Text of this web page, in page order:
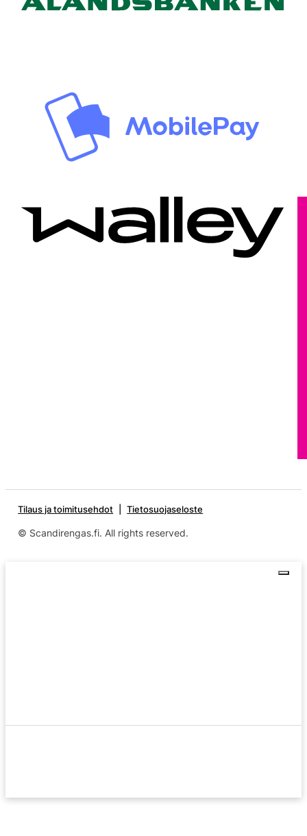
Tilaus ja toimitusehdot Tietosuojaseloste
© Scandirengas.fi. All rights reserved.